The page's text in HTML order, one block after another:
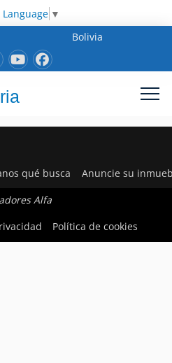
Language ▼
Bolivia
qué busca Anuncie su
Alfa
Política de cookies